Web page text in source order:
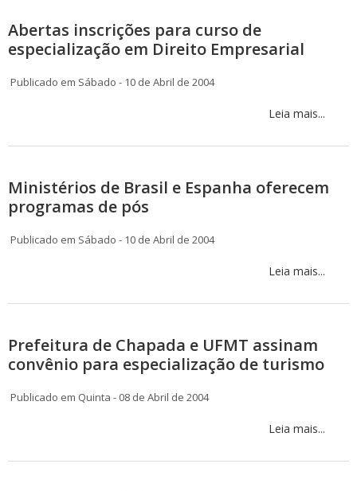
Abertas inscrições para curso de
especialização em Direito Empresarial
Publicado em Sábado - 10 de Abril de 2004
Leia mais...
Ministérios de Brasil e Espanha oferecem
programas de pós
Publicado em Sábado - 10 de Abril de 2004
Leia mais...
Prefeitura de Chapada e UFMT assinam
convênio para especialização de turismo
Publicado em Quinta - 08 de Abril de 2004
Leia mais...